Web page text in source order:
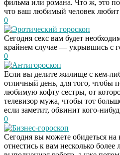
фильма или романа. Что ж, это
что ваш любимый человек любит
0
Эротический гороскоп
Сегодня секс вам будет
крайнем случае — укрывшись с
0
Антигороскоп
Если вы делите жилище с кем-
отличный день, для того, чтобы
любимую кофту сестры, от
телевизор мужа, чтобы тот
если заметит, обвинит кого-
0
Бизнес-гороскоп
Сегодня вы можете обидеться
отнестись к вам несколько